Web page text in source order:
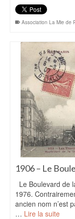
Association La Mie de
1906 – Le
Le Boulevard de
1976.
ancien nom n’est
… Lire la suite